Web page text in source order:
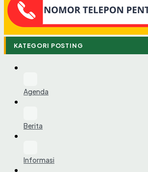
KATEGORI POSTING
Agenda
Berita
Informasi